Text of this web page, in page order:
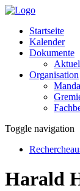
Startseite
Kalender
Dokumente
Organisation
Toggle navigation
Harald